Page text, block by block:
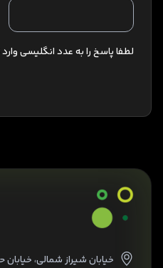
لطفا پاسخ را به عدد انگلیسی
خیابان شیراز شمالی، خیابان